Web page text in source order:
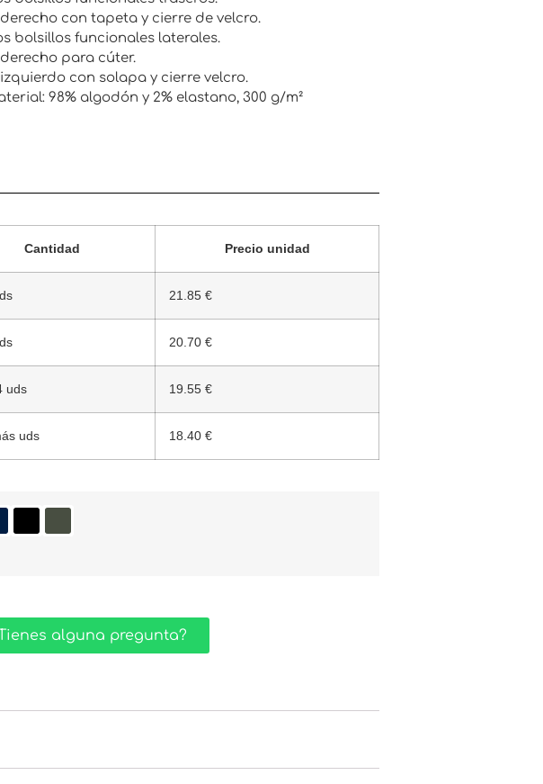
derecho con tapeta y cierre de velcro.
bolsillos funcionales laterales.
derecho para cúter.
izquierdo con solapa y cierre velcro.
98% algodón y 2% elastano, 300 g/m²
Cantidad Precio unidad
21.85 €
20.70 €
uds 19.55 €
uds 18.40 €
alguna pregunta?